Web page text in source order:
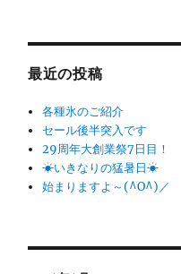
最近の投稿
各種氷のご紹介
セール後半突入です
29周年大創業祭7日目！
☀いきなりの猛暑日☀
始まりますよ～(^O^)／